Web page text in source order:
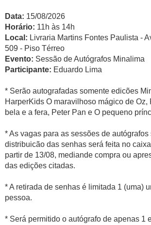
Data: 15/08/2026
Horário: 11h às 14h
Local: Livraria Martins Fontes Paulista -
509 - Piso Térreo
Evento: Sessão de Autógrafos Minalima
Participante: Eduardo Lima
* Serão autografadas somente edicões
HarperKids O maravilhoso mágico de Oz,
bela e a fera, Peter Pan e O pequeno
* As vagas para as sessões de autógrafos
distribuicão das senhas será feita no
partir de 13/08, mediande compra ou
das edições citadas.
* A retirada de senhas é limitada 1 (uma)
pessoa.
* Será permitido o autógrafo de apenas 1